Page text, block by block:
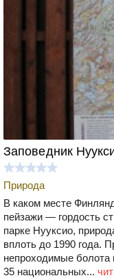
Заповедник
Природа
В каком месте
пейзажи — гордость
парке Нууксио,
вплоть до 1990 года.
непроходимые
35 национальных...